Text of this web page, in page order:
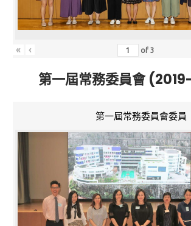
« ‹ of3
第一屆常務委員會
第一屆常務委員會委員